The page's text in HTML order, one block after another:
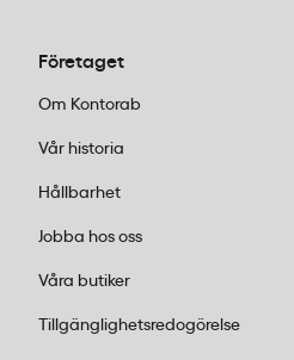
Företaget
Om Kontorab
Vår historia
Hållbarhet
Jobba hos oss
Våra butiker
Tillgänglighetsredogörelse